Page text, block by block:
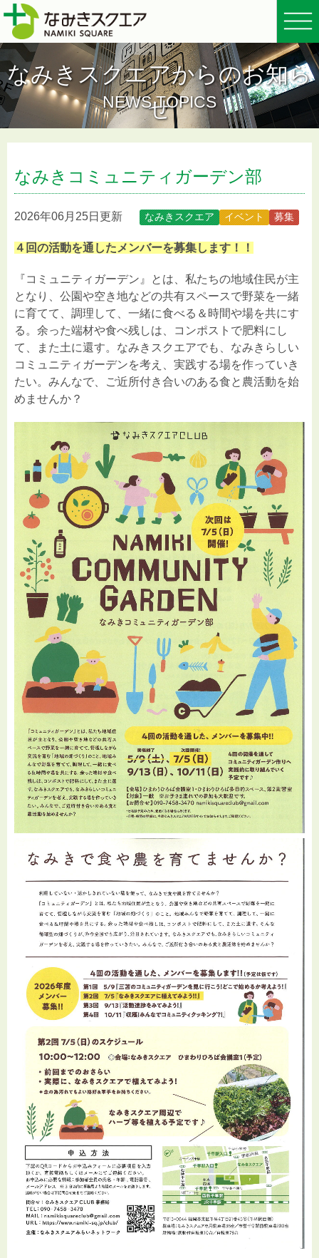
なみきスクエアからのお知ら
せ
NEWS TOPICS
なみきコミュニティガーデン部
2026年06月25日更新 なみきスクエア イベント 募集
４回の活動を通したメンバーを募集します！！
『コミュニティガーデン』とは、私たちの地域住民が主
となり、公園や空き地などの共有スペースで野菜を一緒
に育てて、調理して、一緒に食べる＆時間や場を共にす
る。余った端材や食べ残しは、コンポストで肥料にし
て、また土に還す。なみきスクエアでも、なみきらしい
コミュニティガーデンを考え、実践する場を作っていき
たい。みんなで、ご近所付き合いのある食と農活動を始
めませんか？